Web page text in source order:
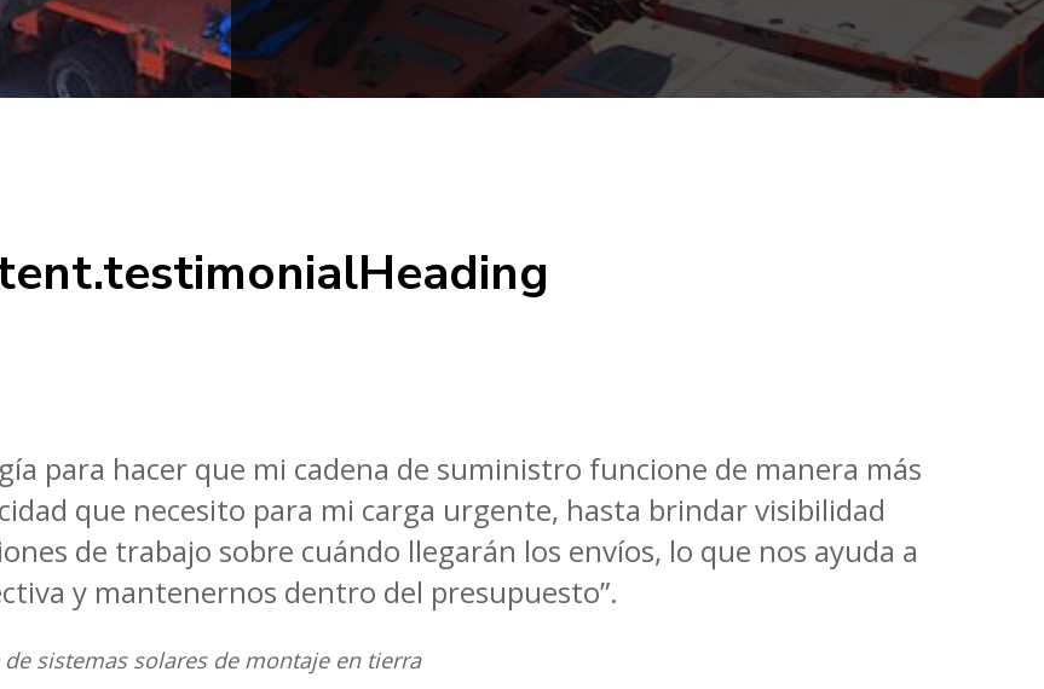
para hacer que mi cadena de suministro funcione de manera más
que necesito para mi carga urgente, hasta brindar visibilidad
de trabajo sobre cuándo llegarán los envíos, lo que nos ayuda a
y mantenernos dentro del presupuesto”.
sistemas solares de montaje en tierra